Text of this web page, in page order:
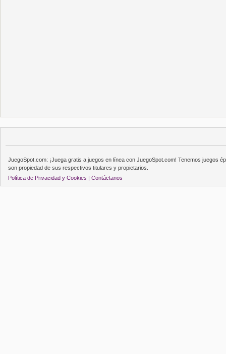
JuegoSpot.com: ¡Juega gratis a juegos en línea con JuegoSpot.com! Tenemos juegos
son propiedad de sus respectivos titulares y propietarios.
Política de Privacidad y Cookies | Contáctanos